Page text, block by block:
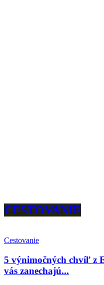
CESTOVANIE
Cestovanie
5 výnimočných chvíľ z
vás zanechajú...